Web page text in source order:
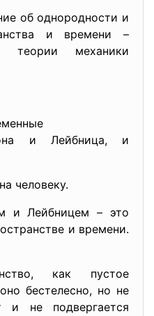
об однородности и
и времени –
теории механики
и Лейбница, и
человеку.
и Лейбницем – это
и времени.
как пустое
бестелесно, но не
и не подвергается